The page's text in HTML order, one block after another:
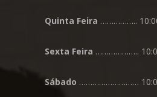
Quinta Feira ……………..
Sexta Feira ………………..
Sábado ………………………